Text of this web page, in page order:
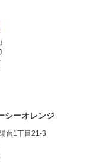
シーオレンジ
台1丁目21-3